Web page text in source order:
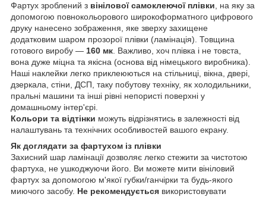
Фартух зроблений з вінілової самоклеючої плівки, на яку за
допомогою повнокольорового широкоформатного цифрового
друку нанесено зображення, яке зверху захищене
додатковим шаром прозорої плівки (ламінація). Товщина
готового виробу — 160 мк. Важливо, хоч плівка і не товста,
вона дуже міцна та якісна (основа від німецького виробника).
Наші наклейки легко приклеюються на стільниці, вікна, двері,
дзеркала, стіни, ДСП, таку побутову техніку, як холодильники,
пральні машини та інші рівні непористі поверхні у
домашньому інтер'єрі.
Кольори та відтінки можуть відрізнятись в залежності від
налаштувань та технічних особливостей вашого екрану.
Як доглядати за фартухом із плівки
Захисний шар ламінації дозволяє легко стежити за чистотою
фартуха, не ушкоджуючи його. Ви можете мити вініловий
фартух за допомогою м'якої губки/ганчірки та будь-якого
миючого засобу. Не рекомендується використовувати